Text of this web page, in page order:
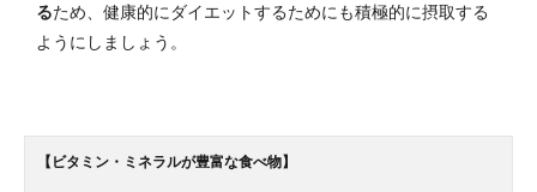
るため、健康的にダイエットするためにも積極的に摂取する
ようにしましょう。
【ビタミン・ミネラルが豊富な食べ物】